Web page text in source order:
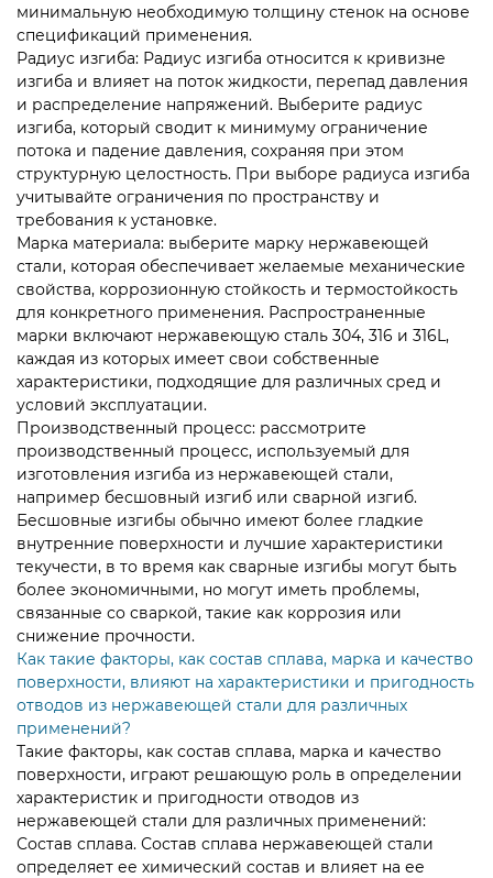
минимальную необходимую толщину стенок на основе
спецификаций применения.
Радиус изгиба: Радиус изгиба относится к кривизне
изгиба и влияет на поток жидкости, перепад давления
и распределение напряжений. Выберите радиус
изгиба, который сводит к минимуму ограничение
потока и падение давления, сохраняя при этом
структурную целостность. При выборе радиуса изгиба
учитывайте ограничения по пространству и
требования к установке.
Марка материала: выберите марку нержавеющей
стали, которая обеспечивает желаемые механические
свойства, коррозионную стойкость и термостойкость
для конкретного применения. Распространенные
марки включают нержавеющую сталь 304, 316 и 316L,
каждая из которых имеет свои собственные
характеристики, подходящие для различных сред и
условий эксплуатации.
Производственный процесс: рассмотрите
производственный процесс, используемый для
изготовления изгиба из нержавеющей стали,
например бесшовный изгиб или сварной изгиб.
Бесшовные изгибы обычно имеют более гладкие
внутренние поверхности и лучшие характеристики
текучести, в то время как сварные изгибы могут быть
более экономичными, но могут иметь проблемы,
связанные со сваркой, такие как коррозия или
снижение прочности.
Как такие факторы, как состав сплава, марка и качество
поверхности, влияют на характеристики и пригодность
отводов из нержавеющей стали для различных
применений?
Такие факторы, как состав сплава, марка и качество
поверхности, играют решающую роль в определении
характеристик и пригодности отводов из
нержавеющей стали для различных применений:
Состав сплава. Состав сплава нержавеющей стали
определяет ее химический состав и влияет на ее